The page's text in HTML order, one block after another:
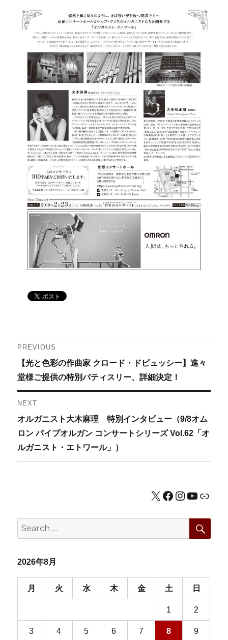
投
稿
ナ
ビ
ゲ
ー
ン
PREVIOUS
Previous
post:
【光と色彩の作曲家 クロード・ドビュッシー】進々
堂様ご提供の特別パティスリー、詳細決定！
NEXT
Next
post:
オルガニスト大木麻理 特別インタビュー（9/8オム
ロン パイプオルガン コンサートシリーズ Vol.62「オ
ルガニスト・エトワール」）
X Facebook
Instagram
公式HP
Search
for:
2026年8月
月 火 水 木 金 土 日
1 2
3 4 5 6 7 8 9